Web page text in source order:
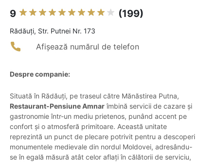
9 (199)
Rădăuţi, Str. Putnei Nr. 173
Afișează numărul de telefon
Despre companie:
Situată în Rădăuți, pe traseul către Mănăstirea Putna,
Restaurant-Pensiune Amnarîmbină servicii de cazare și
gastronomie într-un mediu prietenos, punând accent pe
confort și o atmosferă primitoare. Această unitate
reprezintă un punct de plecare potrivit pentru a descoperi
monumentele medievale din nordul Moldovei, adresându-
se în egală măsură atât celor aflați în călătorii de serviciu,